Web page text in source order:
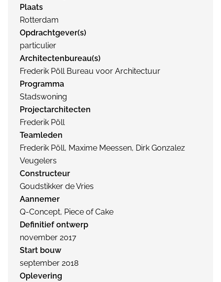
Plaats
Rotterdam
Opdrachtgever(s)
particulier
Architectenbureau(s)
Frederik Pöll Bureau voor Architectuur
Programma
Stadswoning
Projectarchitecten
Frederik Pöll
Teamleden
Frederik Pöll, Maxime Meessen, Dirk Gonzalez
Veugelers
Constructeur
Goudstikker de Vries
Aannemer
Q-Concept, Piece of Cake
Definitief ontwerp
november 2017
Start bouw
september 2018
Oplevering